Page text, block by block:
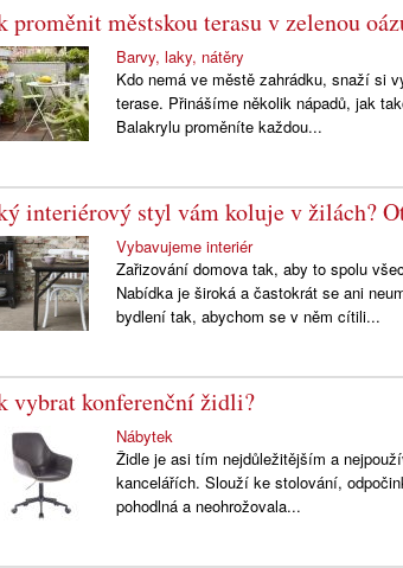
proměnit městskou terasu v zelenou
Barvy, laky, nátěry
Kdo nemá ve městě zahrádku, snaží si
terase. Přinášíme několik nápadů, jak
Balakrylu proměníte každou...
interiérový styl vám koluje v žilách?
Vybavujeme interiér
Zařizování domova tak, aby to spolu
Nabídka je široká a častokrát se ani
bydlení tak, abychom se v něm cítili...
vybrat konferenční židli?
Nábytek
Židle je asi tím nejdůležitějším a
kancelářích. Slouží ke stolování,
pohodlná a neohrožovala...